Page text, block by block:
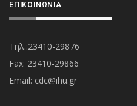
ΕΠΙΚΟΙΝΩΝΊΑ
Τηλ.:23410-29876
Fax: 23410-29866
Εmail: cdc@ihu.gr